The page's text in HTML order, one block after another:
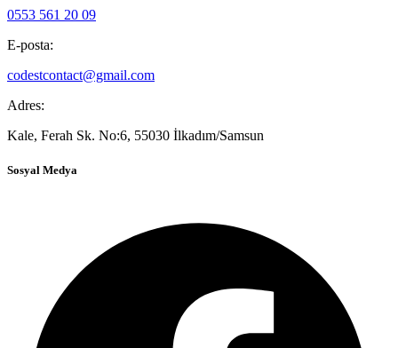
0553 561 20 09
E-posta:
codestcontact@gmail.com
Adres:
Kale, Ferah Sk. No:6, 55030 İlkadım/Samsun
Sosyal Medya